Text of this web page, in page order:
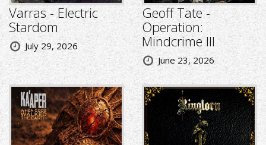
Varras - Electric
Stardom
July 29, 2026
Geoff Tate -
Operation:
Mindcrime III
June 23, 2026